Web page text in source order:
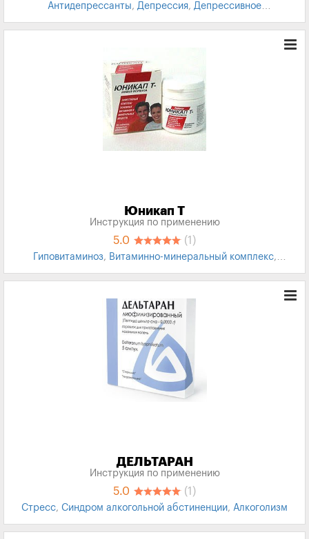
Антидепрессанты, Депрессия, Депрессивное
расстройство,Паническое расстройство,Социальные
Юникап Т
Инструкция по применению
5.0 (1)
Гиповитаминоз, Витаминно-минеральный комплекс,
иммунитет
ДЕЛЬТАРАН
Инструкция по применению
5.0 (1)
Стресс, Синдром алкогольной абстиненции, Алкоголизм